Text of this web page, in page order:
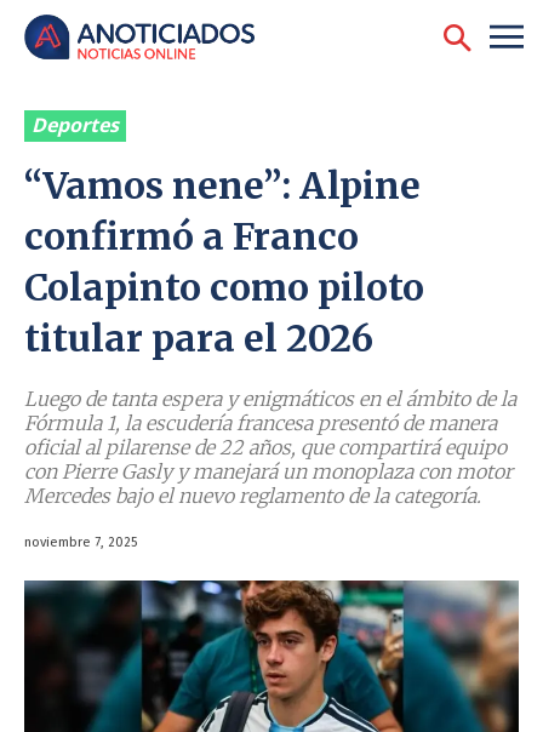
Deportes
“Vamos nene”: Alpine
confirmó a Franco
Colapinto como piloto
titular para el 2026
Luego de tanta espera y enigmáticos en el ámbito de la
Fórmula 1, la escudería francesa presentó de manera
oficial al pilarense de 22 años, que compartirá equipo
con Pierre Gasly y manejará un monoplaza con motor
Mercedes bajo el nuevo reglamento de la categoría.
noviembre 7, 2025